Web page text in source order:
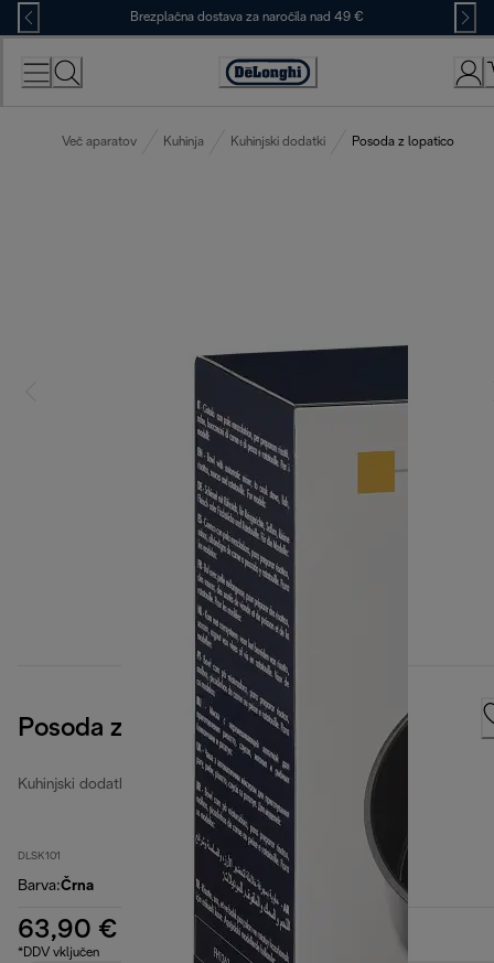
Skip
to
Content
Brezplačna dostava za naročila nad 49 €
Accessibility
Več aparatov Kuhinja Kuhinjski dodatki Posoda z lopatico
Posoda z lopatico
Kuhinjski dodatki
DLSK101
Barva:Črna
63,90 €
*DDV vključen